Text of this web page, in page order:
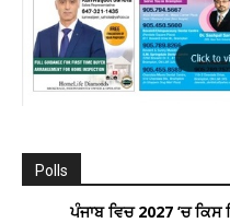
Polls
ਪੰਜਾਬ ਵਿਚ 2027 ’ਚ ਕਿਸ